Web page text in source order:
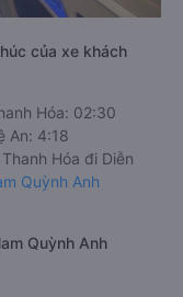
của xe khách
Hóa: 02:30
An: 4:18
Hóa đi Diễn
Quỳnh Anh
Quỳnh Anh